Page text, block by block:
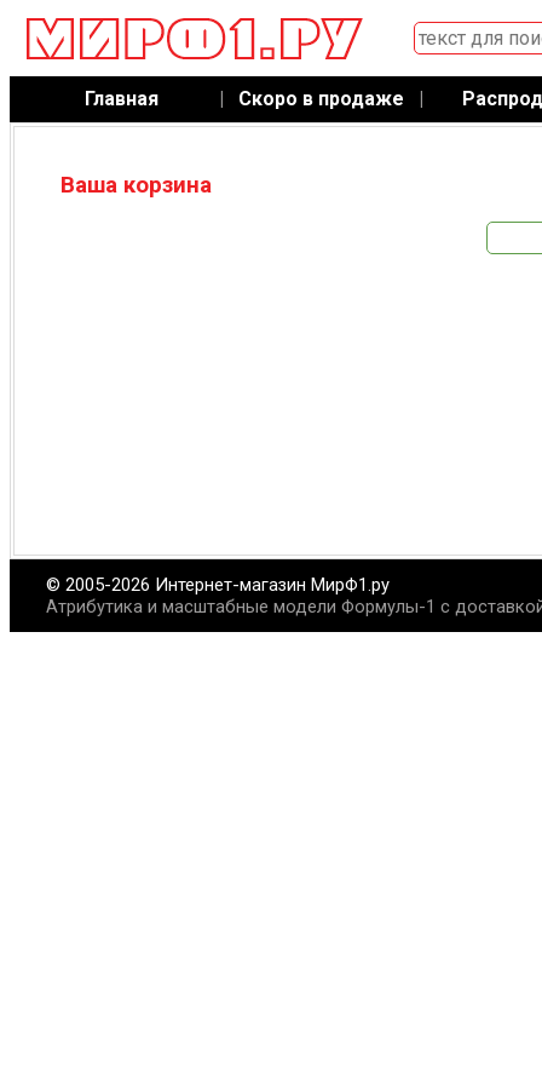
Главная | Скоро в продаже |
Ваша корзина
© 2005-2026 Интернет-магазин МирФ1.ру
Атрибутика и масштабные модели Формулы-1 с